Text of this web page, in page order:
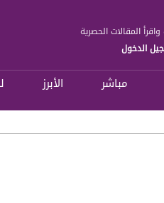
المقالات الحصرية
الدخول
مباشر الأبرز